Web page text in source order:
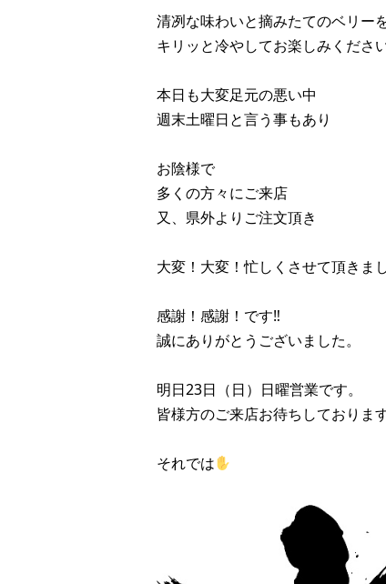
清冽な味わいと摘みたてのベリー
キリッと冷やしてお楽しみくださ
本日も大変足元の悪い中
週末土曜日と言う事もあり
お陰様で
多くの方々にご来店
又、県外よりご注文頂き
大変！大変！忙しくさせて頂きま
感謝！感謝！です‼︎
誠にありがとうございました。
明日23日（日）日曜営業です。
皆様方のご来店お待ちしております
それでは